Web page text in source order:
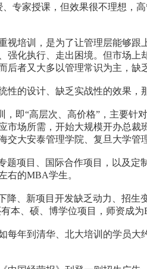
专家授课，但效果很不理想，
训，是为了让管理层能够跟
强化执行、走出困境。但市场
者又大多以管理常识为主，缺
的设计、缺乏实战性的效果，
“高层次、高价格”，主要针
市场所需，开始大规模开办总
大安泰管理学院、复旦大学
目、国际合作项目，以及定
右的MBA学生。
、新项目开发缺乏动力、招生
、硕、博学位项目，师资成为
到清华、北大培训的学员大